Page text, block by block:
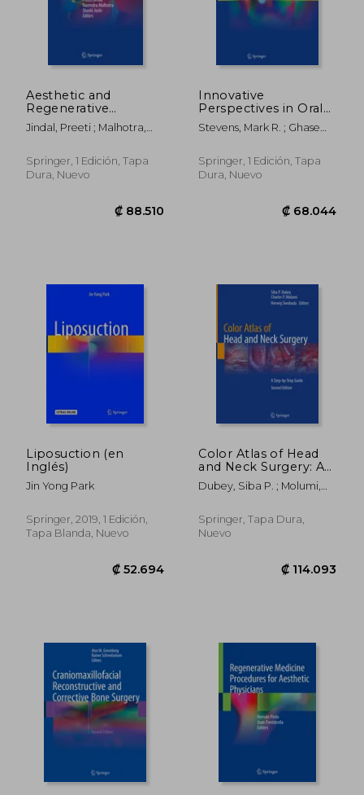
₡ 52.694 ₡
Aesthetic and
Regenerative
Gynecology (en
Inglés)
Jindal, Preeti ; Malhotra,
Springer, 1 Edición, Tapa
Dura, Nuevo
Innovative
Perspectives in Oral
and Maxillofacial
Surgery (en Inglés)
Stevens, Mark R. ; Ghasemi,
Springer, 1 Edición, Tapa
Dura, Nuevo
Liposuction (en
Inglés)
Jin Yong Park
Springer, 2019, 1 Edición,
Tapa Blanda, Nuevo
Color Atlas of Head
and Neck Surgery: A
Step-By-Step Guide
(en Inglés)
Dubey, Siba P. ; Molumi,
Herwig
Springer, Tapa Dura,
Nuevo